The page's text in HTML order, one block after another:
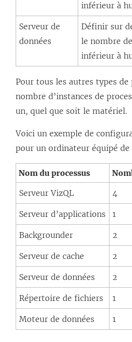
inférieur à
Serveur de
données
Définir sur
le nombre
inférieur à
Pour tous les autres types de
nombre d’instances de
un, quel que soit le matériel.
Voici un exemple de
pour un ordinateur équipé
Nom du processus
Serveur VizQL 4
Serveur d’applications 1
Backgrounder 2
Serveur de cache 2
Serveur de données 2
Répertoire de fichiers 1
Moteur de données 1